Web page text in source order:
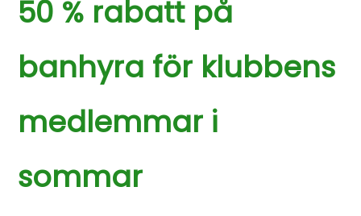
50 % rabatt på
banhyra för klubbens
medlemmar i
sommar